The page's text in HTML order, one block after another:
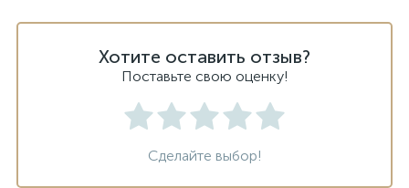
Хотите оставить отзыв?
Поставьте свою оценку!
Сделайте выбор!